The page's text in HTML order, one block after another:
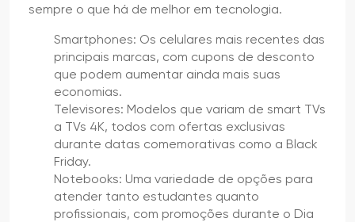
sempre o que há de melhor em tecnologia.
Smartphones: Os celulares mais recentes das
principais marcas, com cupons de desconto
que podem aumentar ainda mais suas
economias.
Televisores: Modelos que variam de smart TVs
a TVs 4K, todos com ofertas exclusivas
durante datas comemorativas como a Black
Friday.
Notebooks: Uma variedade de opções para
atender tanto estudantes quanto
profissionais, com promoções durante o Dia